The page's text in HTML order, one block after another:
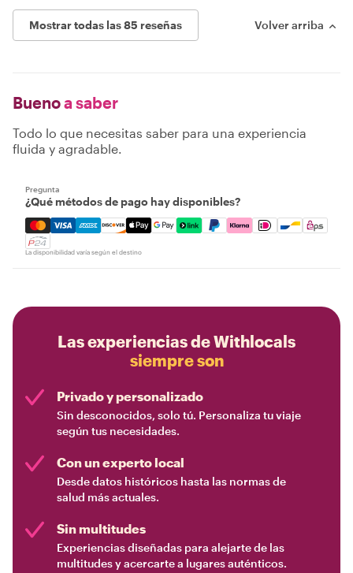
Mostrar todas las 85 reseñas Volver arriba
Buenoa saber
Todo lo que necesitas saber para una experiencia
fluida y agradable.
Pregunta
¿Qué métodos de pago hay disponibles?
Mastercard, Visa, Amex, Discover, Apple Pay, Google
La disponibilidad varía según el destino
Las experiencias de Withlocals
siempre son
Privado y personalizado
Sin desconocidos, solo tú. Personaliza tu viaje
según tus necesidades.
Con un experto local
Desde datos históricos hasta las normas de
salud más actuales.
Sin multitudes
Experiencias diseñadas para alejarte de las
multitudes y acercarte a lugares auténticos.